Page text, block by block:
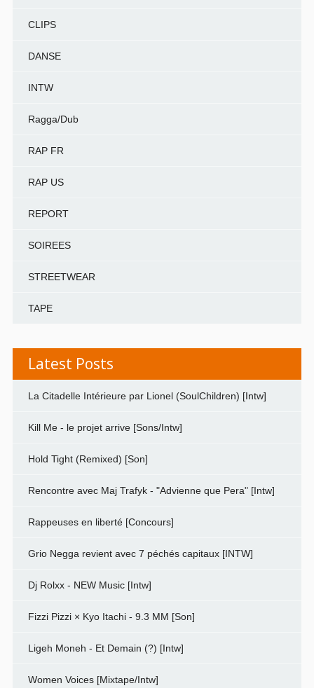
CLIPS
DANSE
INTW
Ragga/Dub
RAP FR
RAP US
REPORT
SOIREES
STREETWEAR
TAPE
Latest Posts
La Citadelle Intérieure par Lionel (SoulChildren) [Intw]
Kill Me - le projet arrive [Sons/Intw]
Hold Tight (Remixed) [Son]
Rencontre avec Maj Trafyk - "Advienne que Pera" [Intw]
Rappeuses en liberté [Concours]
Grio Negga revient avec 7 péchés capitaux [INTW]
Dj Rolxx - NEW Music [Intw]
Fizzi Pizzi × Kyo Itachi - 9.3 MM [Son]
Ligeh Moneh - Et Demain (?) [Intw]
Women Voices [Mixtape/Intw]